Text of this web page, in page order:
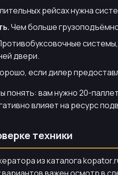
рейсах нужна
Чем больше
двери.
если дилер
вам нужно 20-
влияет на ресурс
техники
из каталога